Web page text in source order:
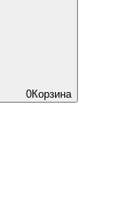
0Корзина